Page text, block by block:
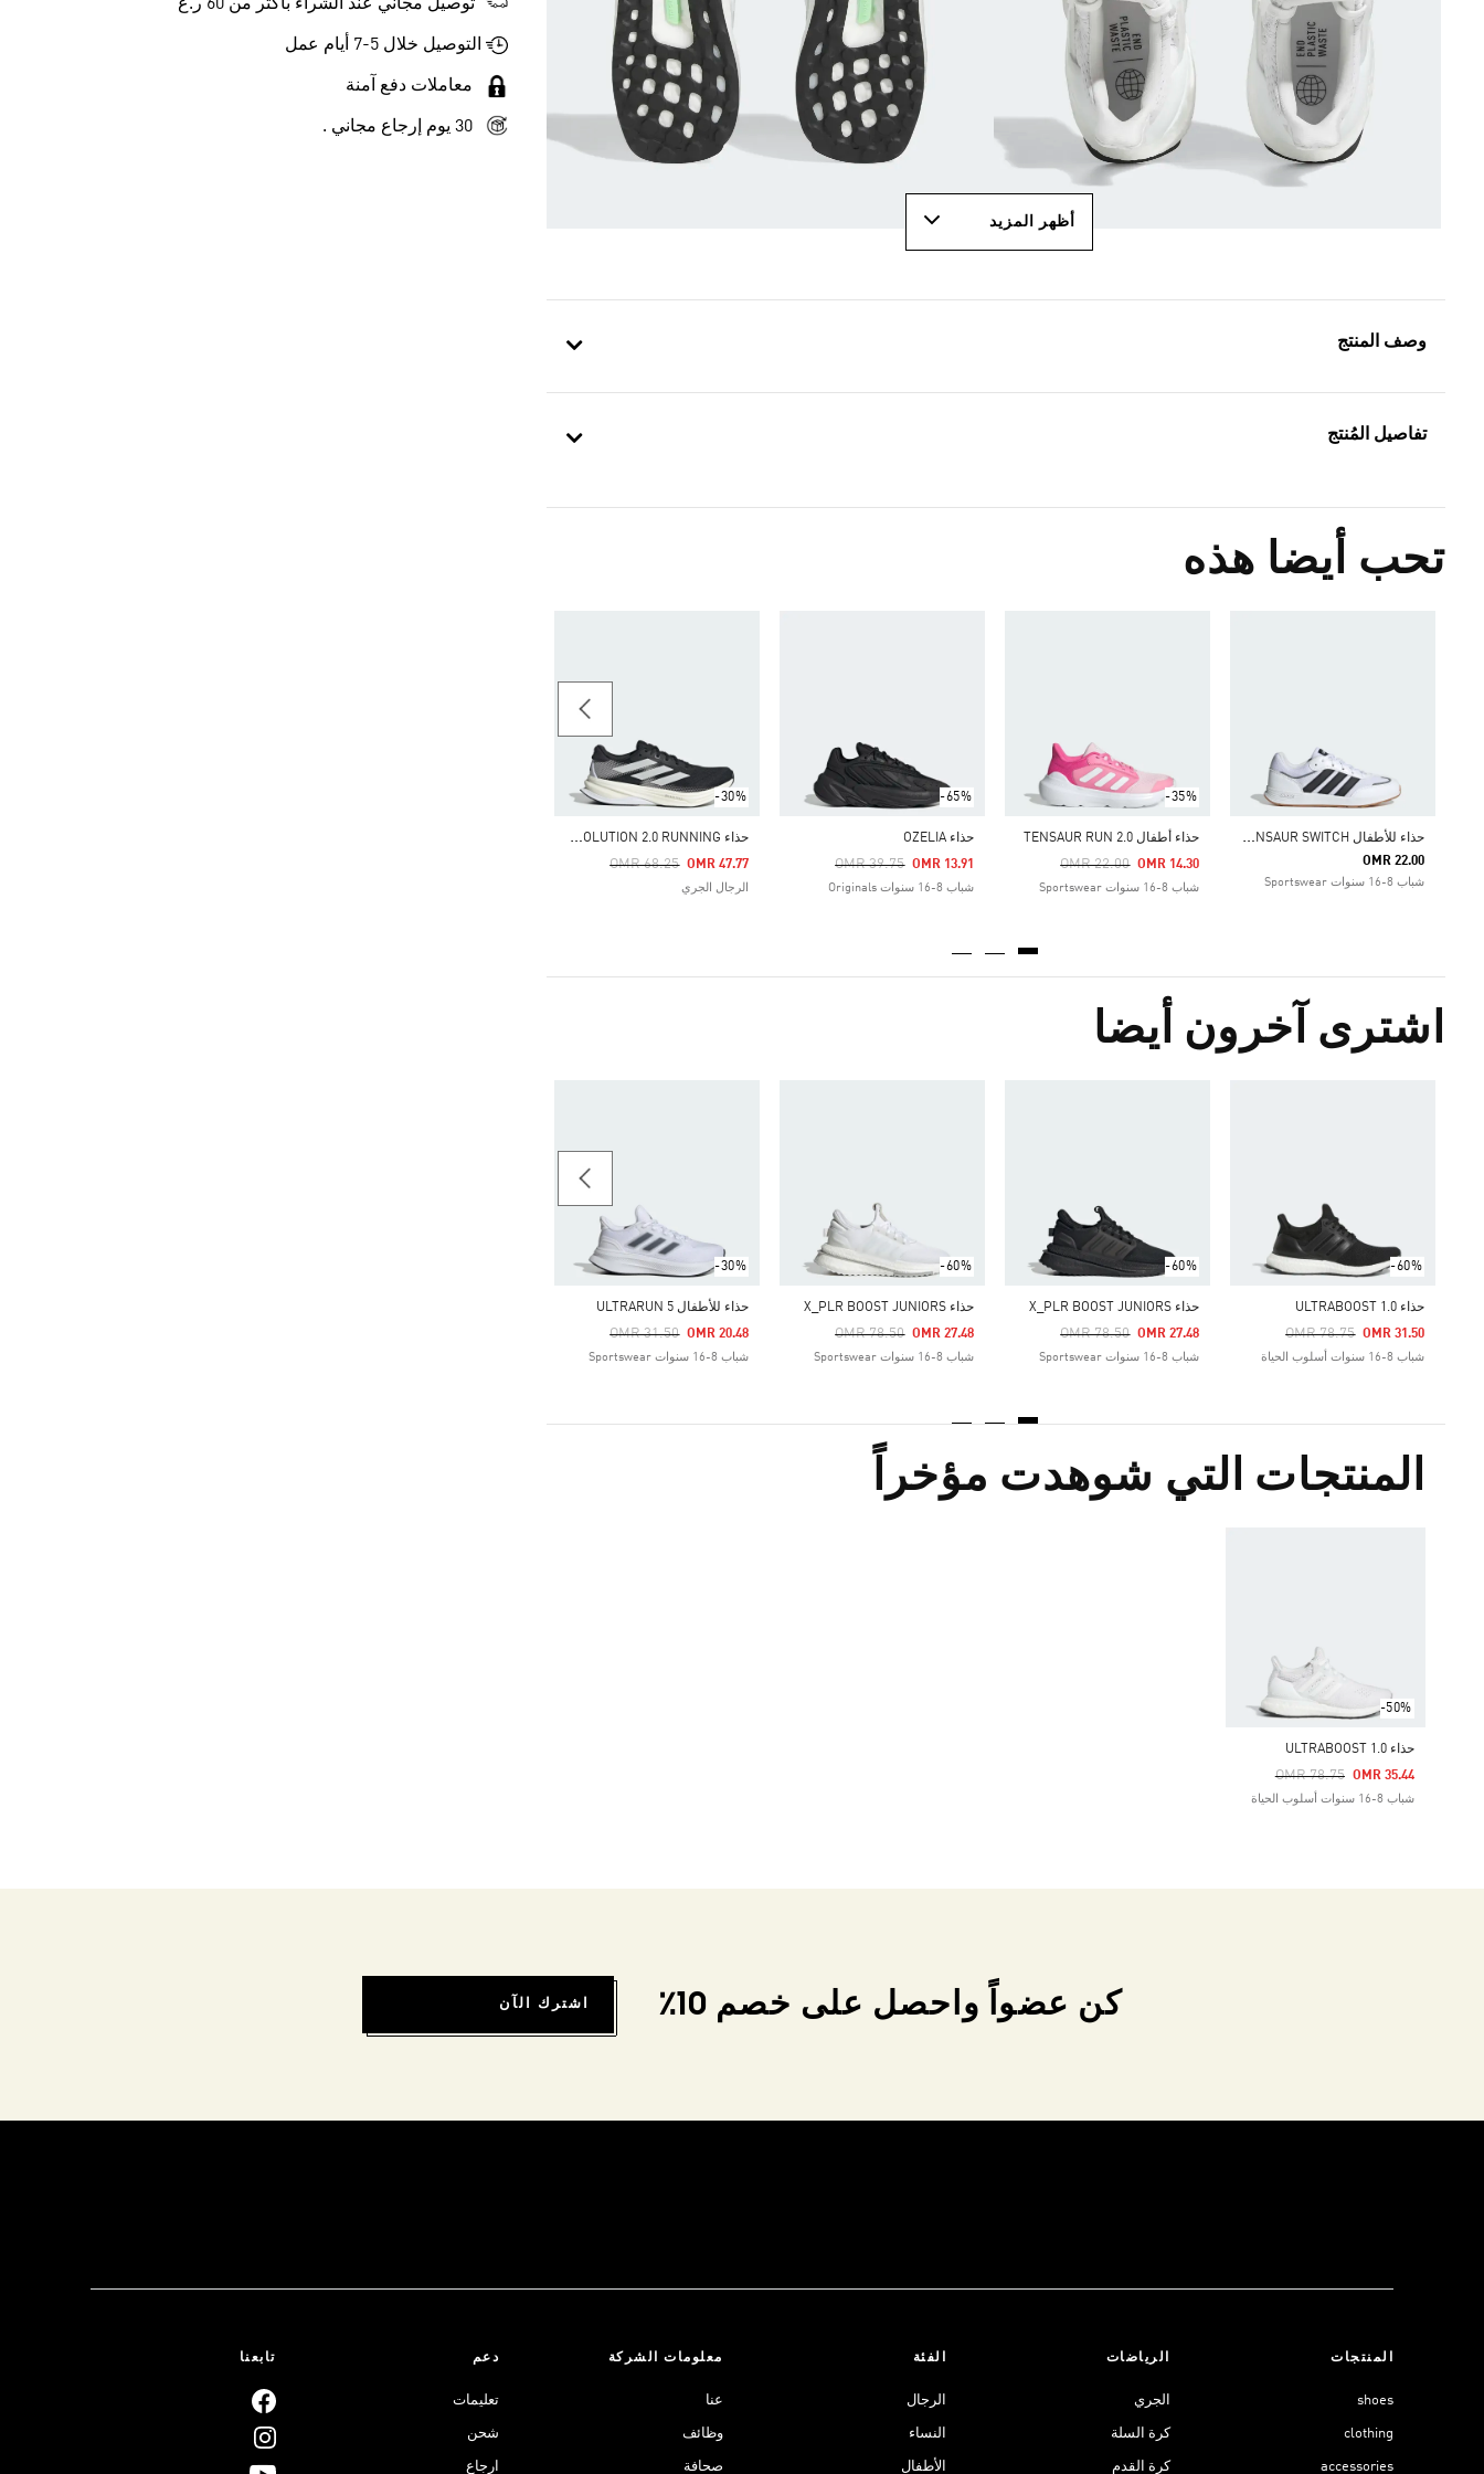
أظهر المزيد
وصف المنتج
تفاصيل المُنتج
تحب أيضا هذه
ح
ذاء للأطفال TENSAUR SWITCH
OMR 22.00
شباب 8-16 سنوات Sportswear
-35%
حذاء أطفال TENSAUR RUN 2.0
Price Reduced From
OMR 22.00
To OMR 14.30
شباب 8-16 سنوات Sportswear
-65%
حذاء OZELIA
Price Reduced From
OMR 39.75
To OMR 13.91
شباب 8-16 سنوات Originals
-30%
ح
ذاء SUPERNOVA SOLUTION 2.0 RUNNING
Price Reduced From
OMR 68.25
To OMR 47.77
الرجال الجري
اشترى آخرون أيضا
-60%
حذاء ULTRABOOST 1.0
Price Reduced From
OMR 78.75
To OMR 31.50
شباب 8-16 سنوات أسلوب الحياة
-60%
حذاء X_PLR BOOST JUNIORS
Price Reduced From
OMR 78.50
To OMR 27.48
شباب 8-16 سنوات Sportswear
-60%
حذاء X_PLR BOOST JUNIORS
Price Reduced From
OMR 78.50
To OMR 27.48
شباب 8-16 سنوات Sportswear
-30%
حذاء للأطفال ULTRARUN 5
Price Reduced From
OMR 31.50
To OMR 20.48
شباب 8-16 سنوات Sportswear
المنتجات التي شوهدت مؤخراً
-50%
حذاء ULTRABOOST 1.0
Price Reduced From
OMR 78.75
To OMR 35.44
شباب 8-16 سنوات أسلوب الحياة
توصيل مجاني عند الشراء بأكثر من 60 ر.ع
التوصيل خلال 5-7 أيام عمل
معاملات دفع آمنة
30 يوم إرجاع مجاني .
كن عضواً واحصل على خصم 10٪ اشترك الآن
المنتجات
shoes
clothing
accessories
الرياضات
الجري
كرة السلة
كرة القدم
الفئة
الرجال
النساء
الأطفال
معلومات الشركة
عنا
وظائف
صحافة
دعم
تعليمات
شحن
ارجاع
تابعنا